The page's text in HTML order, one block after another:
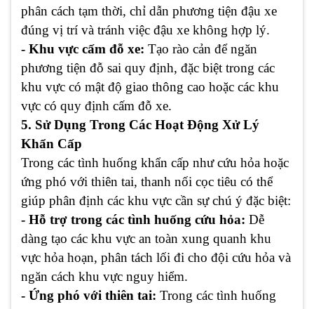
phân cách tạm thời, chỉ dẫn phương tiện đậu xe
đúng vị trí và tránh việc đậu xe không hợp lý.
- Khu vực cấm đỗ xe: Tạo rào cản để ngăn
phương tiện đỗ sai quy định, đặc biệt trong các
khu vực có mật độ giao thông cao hoặc các khu
vực có quy định cấm đỗ xe.
5. Sử Dụng Trong Các Hoạt Động Xử Lý
Khẩn Cấp
Trong các tình huống khẩn cấp như cứu hỏa hoặc
ứng phó với thiên tai, thanh nối cọc tiêu có thể
giúp phân định các khu vực cần sự chú ý đặc biệt:
- Hỗ trợ trong các tình huống cứu hỏa: Dễ
dàng tạo các khu vực an toàn xung quanh khu
vực hỏa hoạn, phân tách lối đi cho đội cứu hỏa và
ngăn cách khu vực nguy hiểm.
- Ứng phó với thiên tai: Trong các tình huống